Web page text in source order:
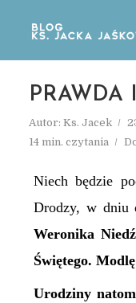
PRAWDA
Autor: Ks. Jacek
14 min. czytania
Niech będzie
Drodzy, w dniu
Weronika
Świętego.
Urodziny